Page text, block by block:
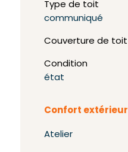
Type de toit
communiqué
Couverture de toit
Condition
état
Confort extérieur
Atelier